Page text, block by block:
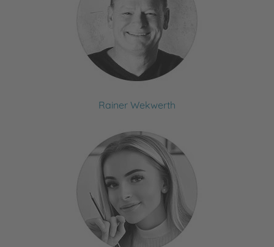
Rainer Wekwerth